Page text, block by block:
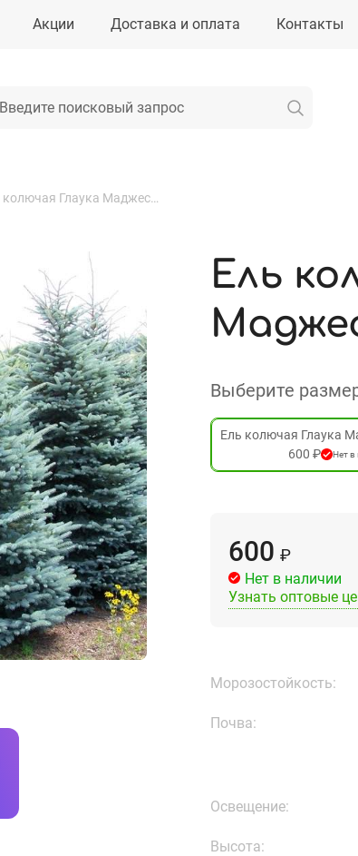
Акции Доставка и оплата Контакты
Ель колючая Глаука Маджестик Блю
Ель
Выберите
Ель колючая Глаука
600 ₽
Нет в
600 ₽
Нет в наличии
Узнать оптовые
Морозостойкость:
Почва:
Освещение:
Высота: